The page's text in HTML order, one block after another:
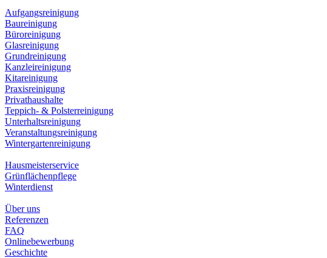
Aufgangsreinigung
Baureinigung
Büroreinigung
Glasreinigung
Grundreinigung
Kanzleireinigung
Kitareinigung
Praxisreinigung
Privathaushalte
Teppich- & Polsterreinigung
Unterhaltsreinigung
Veranstaltungsreinigung
Wintergartenreinigung
Hausmeisterservice
Grünflächenpflege
Winterdienst
Über uns
Referenzen
FAQ
Onlinebewerbung
Geschichte